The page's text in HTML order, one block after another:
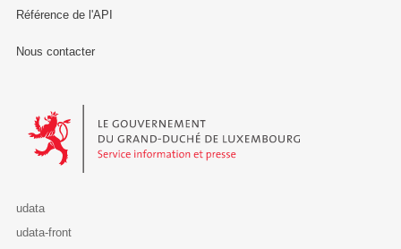
Référence de l'API
Nous contacter
Le Gouvernement du Grand-Duché de Luxembourg - Service
udata
udata-front